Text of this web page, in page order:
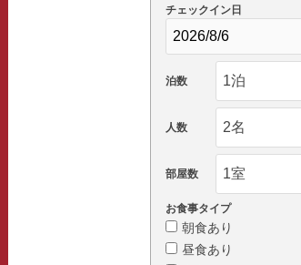
チェックイン日
泊数
人数
部屋数
お食事タイプ
朝食あり
昼食あり